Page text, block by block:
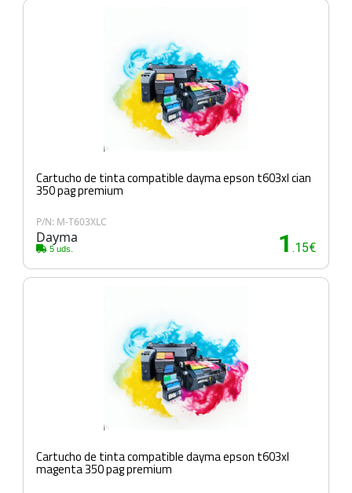
Cartucho de tinta compatible dayma epson t603xl cian
350 pag premium
P/N: M-T603XLC
Dayma
5 uds. 1 .15€
Cartucho de tinta compatible dayma epson t603xl
magenta 350 pag premium